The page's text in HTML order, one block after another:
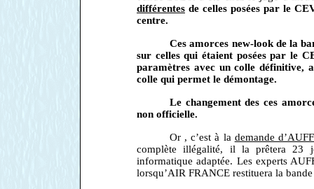
différentes de celles posées par le
centre.
Ces amorces new-look de la
sur celles qui étaient posées par le
paramètres avec un colle définitive,
colle qui permet le démontage.
Le changement des ces
non officielle.
Or , c’est à la demande
complète illégalité, il la prêtera 23
informatique adaptée. Les experts
lorsqu’AIR FRANCE restituera la